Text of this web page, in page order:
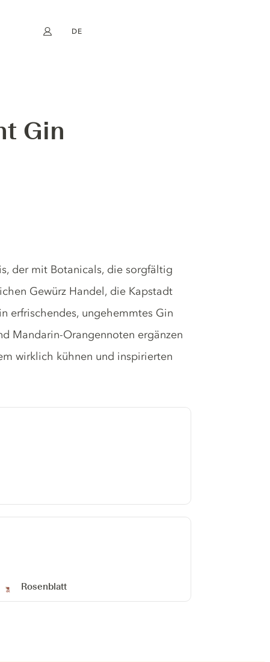
Mein Konto
DE
Gin
der mit Botanicals, die sorgfältig
Gewürz Handel, die Kapstadt
erfrischendes, ungehemmtes Gin
Mandarin-Orangennoten ergänzen
wirklich kühnen und inspirierten
Rosenblatt